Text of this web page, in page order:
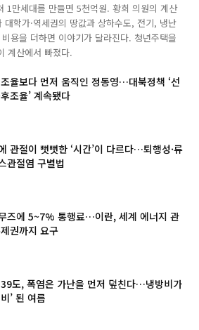
1만세대를 만들면 5천억원. 황희 의원의 계산
학가·역세권의 땅값과 상하수도, 전기, 냉난
용을 더하면 이야기가 달라진다. 청년주택을
계산에서 빠졌다.
율보다 먼저 움직인 정동영…대북정책 ‘선
조율’ 계속됐다
관절이 뻣뻣한 ‘시간’이 다르다…퇴행성·류
관절염 구별법
즈에 5~7% 통행료…이란, 세계 에너지 관
권까지 요구
도, 폭염은 가난을 먼저 덮친다…냉방비가
’ 된 여름